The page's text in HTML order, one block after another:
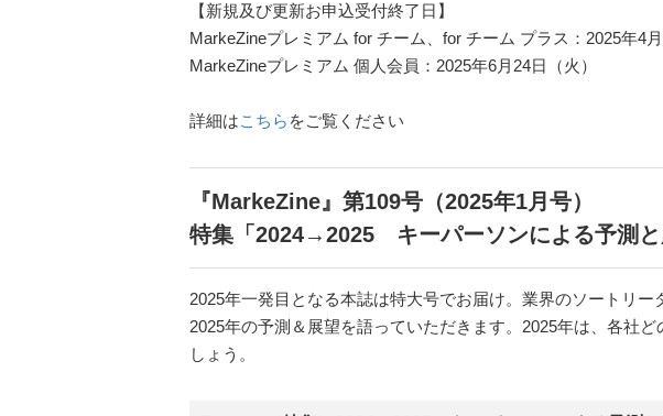
【新規及び更新お申込受付終了日】
MarkeZineプレミアム for チーム、for チーム プラス：2025年4月
MarkeZineプレミアム 個人会員：2025年6月24日（火）
詳細はこちら をご覧ください
『MarkeZine』第109号（2025年1月号）
特集「2024→2025 キーパーソンによる予測と
2025年一発目となる本誌は特大号でお届け。業界のソートリ
2025年の予測＆展望を語っていただきます。2025年は、各社
しょう。